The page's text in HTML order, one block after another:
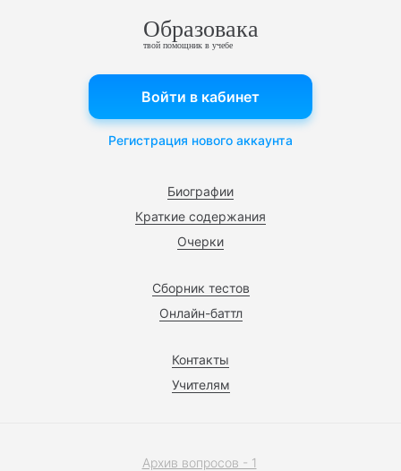
Образовака
твой помощник в учебе
Биографии
Краткие содержания
Очерки
Сборник тестов
Онлайн-баттл
Контакты
Учителям
Войти в кабинет
Регистрация нового аккаунта
Архив вопросов - 1